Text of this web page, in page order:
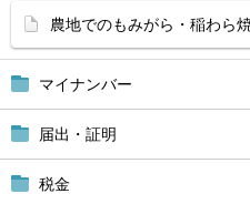
マイナンバー
届出・証明
税金
農地でのもみがら・稲わら